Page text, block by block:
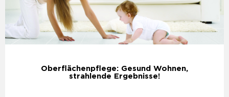
Oberflächenpflege: Gesund Wohnen,
strahlende Ergebnisse!